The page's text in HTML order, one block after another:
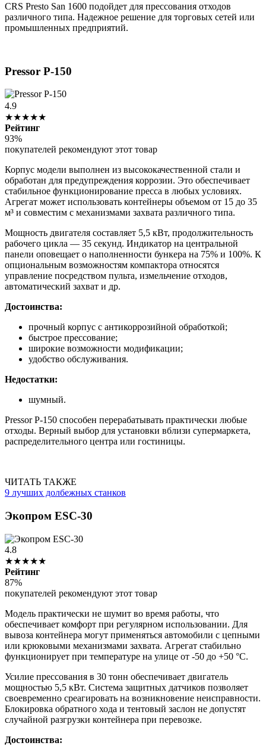
CRS Presto San 1600 подойдет для прессования отходов
различного типа. Надежное решение для торговых сетей или
промышленных предприятий.
Pressor Р-150
4.9
★★★★★
Рейтинг
93%
покупателей рекомендуют этот товар
Корпус модели выполнен из высококачественной стали и
обработан для предупреждения коррозии. Это обеспечивает
стабильное функционирование пресса в любых условиях.
Агрегат может использовать контейнеры объемом от 15 до 35
м³ и совместим с механизмами захвата различного типа.
Мощность двигателя составляет 5,5 кВт, продолжительность
рабочего цикла — 35 секунд. Индикатор на центральной
панели оповещает о наполненности бункера на 75% и 100%. К
опциональным возможностям компактора относятся
управление посредством пульта, измельчение отходов,
автоматический захват и др.
Достоинства:
прочный корпус с антикоррозийной обработкой;
быстрое прессование;
широкие возможности модификации;
удобство обслуживания.
Недостатки:
шумный.
Pressor Р-150 способен перерабатывать практически любые
отходы. Верный выбор для установки вблизи супермаркета,
распределительного центра или гостиницы.
ЧИТАТЬ ТАКЖЕ
9 лучших долбежных станков
Экопром ESC-30
4.8
★★★★★
Рейтинг
87%
покупателей рекомендуют этот товар
Модель практически не шумит во время работы, что
обеспечивает комфорт при регулярном использовании. Для
вывоза контейнера могут применяться автомобили с цепными
или крюковыми механизмами захвата. Агрегат стабильно
функционирует при температуре на улице от -50 до +50 °C.
Усилие прессования в 30 тонн обеспечивает двигатель
мощностью 5,5 кВт. Система защитных датчиков позволяет
своевременно среагировать на возникновение неисправности.
Блокировка обратного хода и тентовый заслон не допустят
случайной разгрузки контейнера при перевозке.
Достоинства: